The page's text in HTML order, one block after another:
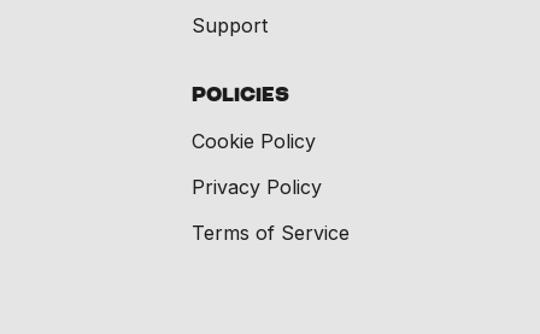
Support
Policies
Cookie Policy
Privacy Policy
Terms of Service